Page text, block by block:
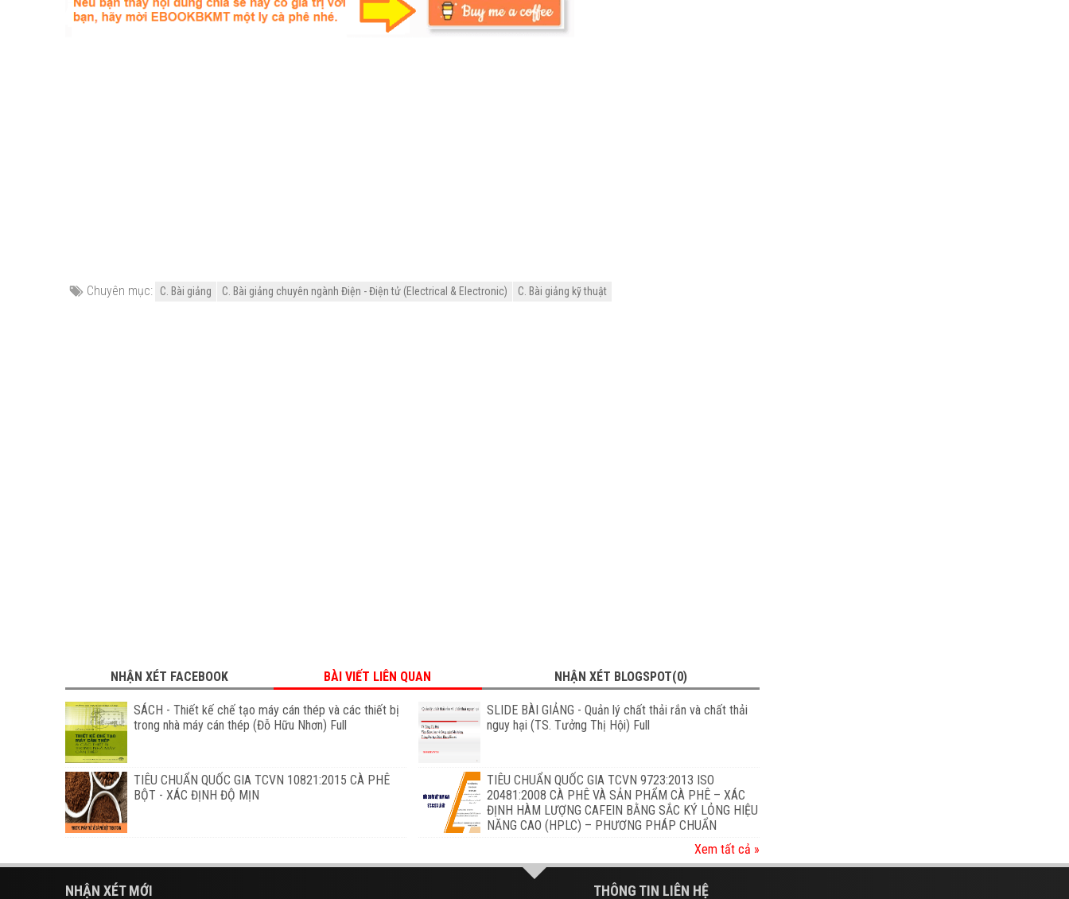
Chuyên mục: C. Bài giảng C. Bài giảng chuyên ngành Điện - Điện tử (Electrical & Electronic) C. Bài giảng kỹ thuật
NHẬN XÉT FACEBOOK BÀI VIẾT LIÊN QUAN NHẬN XÉT BLOGSPOT(0)
SÁCH - Thiết kế chế tạo máy cán thép và các thiết bị
trong nhà máy cán thép (Đỗ Hữu Nhơn) Full
SLIDE BÀI GIẢNG - Quản lý chất thải rắn và chất thải
nguy hại (TS. Tưởng Thị Hội) Full
TIÊU CHUẨN QUỐC GIA TCVN 10821:2015 CÀ PHÊ
BỘT - XÁC ĐỊNH ĐỘ MỊN
TIÊU CHUẨN QUỐC GIA TCVN 9723:2013 ISO
20481:2008 CÀ PHÊ VÀ SẢN PHẨM CÀ PHÊ – XÁC
ĐỊNH HÀM LƯỢNG CAFEIN BẰNG SẮC KÝ LỎNG HIỆU
NĂNG CAO (HPLC) – PHƯƠNG PHÁP CHUẨN
Xem tất cả »
NHẬN XÉT MỚI THÔNG TIN LIÊN HỆ